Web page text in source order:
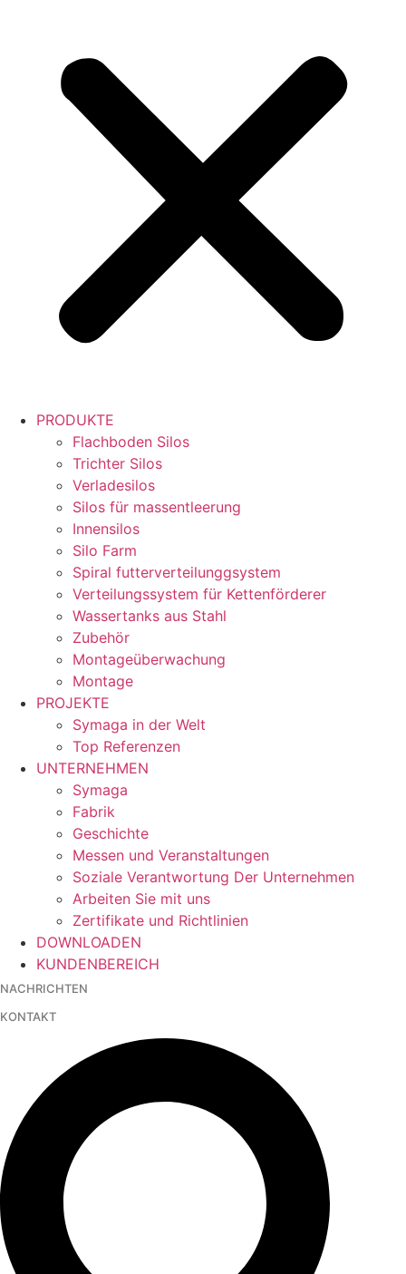
PRODUKTE
Flachboden Silos
Trichter Silos
Verladesilos
Silos für massentleerung
Innensilos
Silo Farm
Spiral futterverteilunggsystem
Verteilungssystem für Kettenförderer
Wassertanks aus Stahl
Zubehör
Montageüberwachung
Montage
PROJEKTE
Symaga in der Welt
Top Referenzen
UNTERNEHMEN
Symaga
Fabrik
Geschichte
Messen und Veranstaltungen
Soziale Verantwortung Der Unternehmen
Arbeiten Sie mit uns
Zertifikate und Richtlinien
DOWNLOADEN
KUNDENBEREICH
NACHRICHTEN
KONTAKT